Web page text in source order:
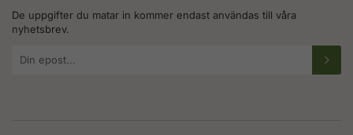
De uppgifter du matar in kommer endast användas till våra
nyhetsbrev.
postadress